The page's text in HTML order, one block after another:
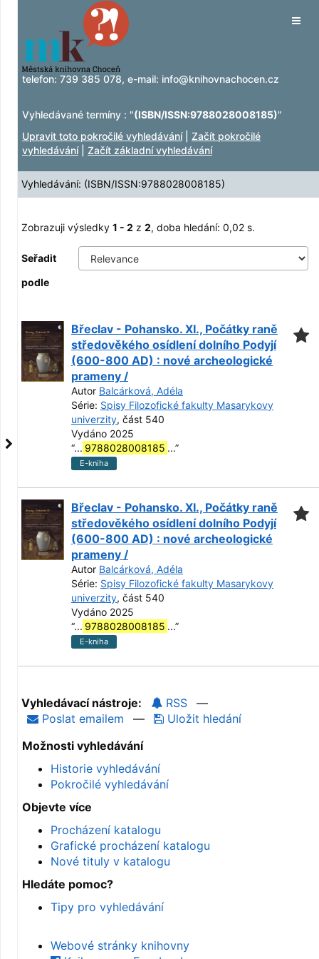
Zobrazuji výsledky1 - 2z
Přeskočit na obsah
telefon: 739 385 078, e-mail: info@knihovnachocen.cz
Vyhledávané termíny : "(ISBN/ISSN:9788028008185)"
Upravit toto pokročilé vyhledávání| Začít pokročilé
vyhledávání| Začít základní vyhledávání
Vyhledávání: (ISBN/ISSN:9788028008185)
Zobrazuji výsledky 1 - 2 z 2, doba hledání: 0,02 s.
Seřadit
podle
Břeclav - Pohansko. XI., Počátky raně
středověkého osídlení dolního Podyjí
(600-800 AD) : nové archeologické
prameny /
Autor Balcárková, Adéla
Série: Spisy Filozofické fakulty Masarykovy
univerzity, část 540
Vydáno 2025
“... 9788028008185 ...”
E-kniha
Břeclav - Pohansko. XI., Počátky raně
středověkého osídlení dolního Podyjí
(600-800 AD) : nové archeologické
prameny /
Autor Balcárková, Adéla
Série: Spisy Filozofické fakulty Masarykovy
univerzity, část 540
Vydáno 2025
“... 9788028008185 ...”
E-kniha
Vyhledávací nástroje: RSS
—
Poslat emailem
—
Uložit hledání
Možnosti vyhledávání
Historie vyhledávání
Pokročilé vyhledávání
Objevte více
Procházení katalogu
Grafické procházení katalogu
Nové tituly v katalogu
Hledáte pomoc?
Tipy pro vyhledávání
Webové stránky knihovny